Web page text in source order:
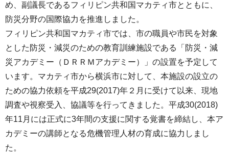
め、副議長であるフィリピン共和国マカティ市とともに、
防災分野の国際協力を推進しました。
フィリピン共和国マカティ市では、市の職員や市民を対象
とした防災・減災のための教育訓練施設である「防災・減
災アカデミー（ＤＲＲＭアカデミー）」の設置を予定して
います。マカティ市から横浜市に対して、本施設の設立の
ための協力依頼を平成29(2017)年２月に受けて以来、現地
調査や視察受入、協議等を行ってきました。平成30(2018)
年11月には正式に3年間の支援に関する覚書を締結し、本ア
カデミーの講師となる危機管理人材の育成に協力しまし
た。